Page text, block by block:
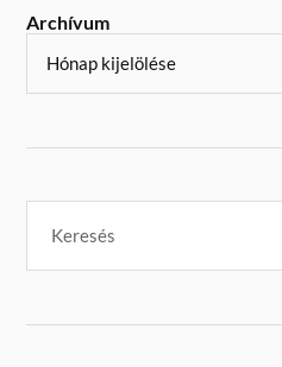
Archívum